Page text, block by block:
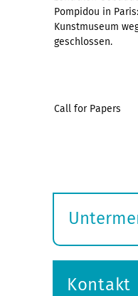
Pompidou in
Kunstmuseum
geschlossen.
Call for Papers
öffnen
Kontakt